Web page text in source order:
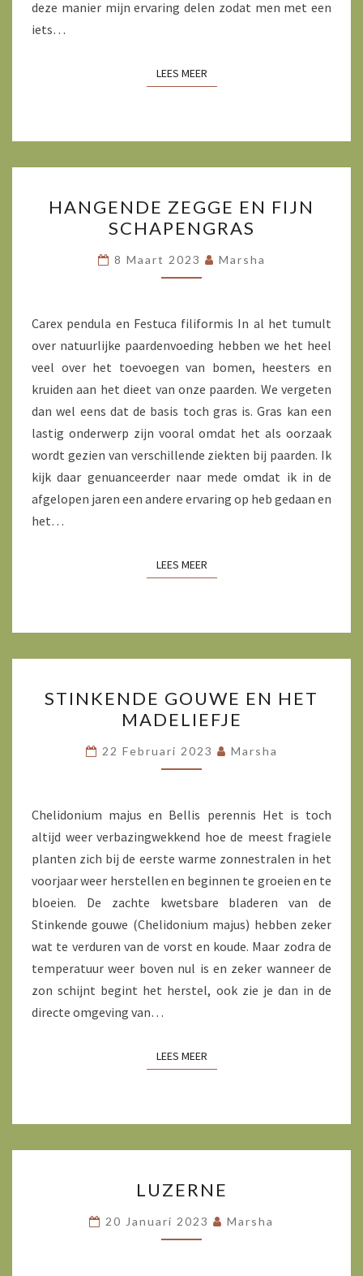
deze manier mijn ervaring delen zodat men met een
iets…
LEES MEERLEES MEER
ZEGGE
EN
FIJN
SCHAPENGRAS
HANGENDE ZEGGE EN FIJN
SCHAPENGRAS
8 Maart 2023 Marsha
Carex pendula en Festuca filiformis In al het tumult
over natuurlijke paardenvoeding hebben we het heel
veel over het toevoegen van bomen, heesters en
kruiden aan het dieet van onze paarden. We vergeten
dan wel eens dat de basis toch gras is. Gras kan een
lastig onderwerp zijn vooral omdat het als oorzaak
wordt gezien van verschillende ziekten bij paarden. Ik
kijk daar genuanceerder naar mede omdat ik in de
afgelopen jaren een andere ervaring op heb gedaan en
het…
LEES MEERLEES MEER
GOUWE
EN
HET
MADELIEFJE
STINKENDE GOUWE EN HET
MADELIEFJE
22 Februari 2023 Marsha
Chelidonium majus en Bellis perennis Het is toch
altijd weer verbazingwekkend hoe de meest fragiele
planten zich bij de eerste warme zonnestralen in het
voorjaar weer herstellen en beginnen te groeien en te
bloeien. De zachte kwetsbare bladeren van de
Stinkende gouwe (Chelidonium majus) hebben zeker
wat te verduren van de vorst en koude. Maar zodra de
temperatuur weer boven nul is en zeker wanneer de
zon schijnt begint het herstel, ook zie je dan in de
directe omgeving van…
LEES MEERLEES MEER
LUZERNE
20 Januari 2023 Marsha